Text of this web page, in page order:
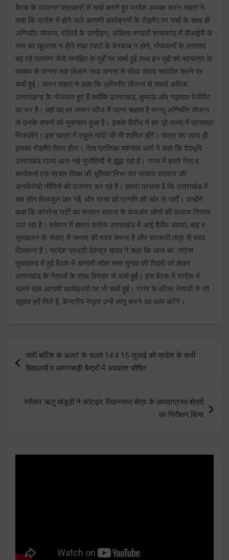
बैठक के उपरान्त पत्रकारों से चर्चा करते हुए प्रदेश अध्यक्ष करन माहरा ने
कहा कि प्रदेश में होने वाले आगामी कार्यक्रमों के रोड़मैप पर चर्चा के साथ ही
अग्निवीर योजना, दलितों के उत्पीड़न, अंकिता भण्डारी हत्याकांड में वीआईपी के
नाम का खुलासा न होने तथा त्यारों के बेनकाब न होने, नौजवानों के लगातार
बढ़ रहे पलायन जैसे जनहित के मुद्दों पर चर्चा हुई तथा इन मुद्दों को पदयात्रा के
माध्यम से जनता तक लेजाने तथा जनता से सीधा संवाद स्थापित करने पर
चर्चा हुई। करन माहरा ने कहा कि अग्निवीर योजना से सबसे अधिक
उत्तराखण्ड के नौजवान हुए हैं क्योंकि उत्तराखंड, कुमाऊं और गढ़वाल रेजीमेंट
का घर है। वहां का हर जवान फौज में जाना चाहता है परन्तु अग्निवीर योजना
से उनके सपनों को नुकसान हुआ है। इसके विरोध में हम पूरे राज्य में पदयात्रा
निकालेंगे। इस यात्रा में राहुल गांधी जी भी शामिल होंगे। यात्रा का जल्द ही
इसका रोडमैप तैयार होगा। नेता प्रतिपक्ष यशपाल आर्य ने कहा कि देवभूमि
उत्तराखंड राज्य आज नई चुनौतियों से झूझ रहा है। राज्य में हमारे नेता व
कार्यकर्ता एक प्रबल विपक्ष की भूमिका निभा कर भाजपा सरकार की
जनविरोधी नीतियों को उजागर कर रहे हैं। हमारा प्रयास है कि उत्तराखंड में
सब लोग मिलजुल कर रहें, और राज्य को प्रगति की ओर ले जाएँ। उन्होंने
कहा कि कांग्रेस पार्टी का संगठन समाज के कमजोर लोगों की आवाज निरंतर
उठा रहा है। वर्तमान में हमारा कर्तव्य उत्तराखंड में आई दैवीय आपदा, बाढ़ व
भूस्खलन के संकट में जनता की मदद करना है और सरकारी तंत्र से मदद
दिलवाना है। प्रदेश प्रभारी देवेन्द्र यादव ने कहा कि आज कंाग्रेस
मुख्यालय में हुई बैठक में आगामी लोक सभा चुनाव की तैयारी को लेकर
उत्तराखंड के नेताओं के साथ विस्तार से चर्चा हुई। इस बैठक में प्रदेश में
चलने वाले आगामी कार्यक्रमों पर भी चर्चा हुई। राज्य के वरिष्ठ नेताओं से जो
सुझाव हमें मिले हैं, केन्द्रीय नेतृत्व उन्हें लागू करने का काम करेंगे।
navigation
भारी बारिश के अलर्ट के चलते 14 व 15 जुलाई को प्रदेश के सभी
विद्यालयों व आंगनबाड़ी केंद्रों में अवकाश घोषित
स्पीकर ऋतु खंडूड़ी ने कोटद्वार विधानसभा क्षेत्र के आपदाग्रस्त क्षेत्रों
का निरीक्षण किया